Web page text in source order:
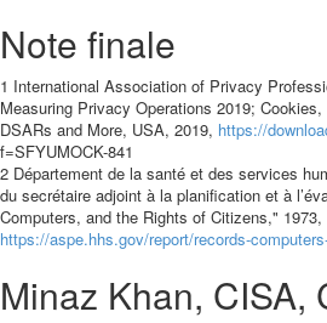
Note finale
1 International Association of Privacy
Measuring Privacy Operations 2019;
DSARs and More, USA, 2019, https://
f=SFYUMOCK-841
2 Département de la santé et des services
du secrétaire adjoint à la planification et à
Computers, and the Rights of Citizens," 1973,
https://aspe.hhs.gov/report/records-
Minaz Khan, CISA,